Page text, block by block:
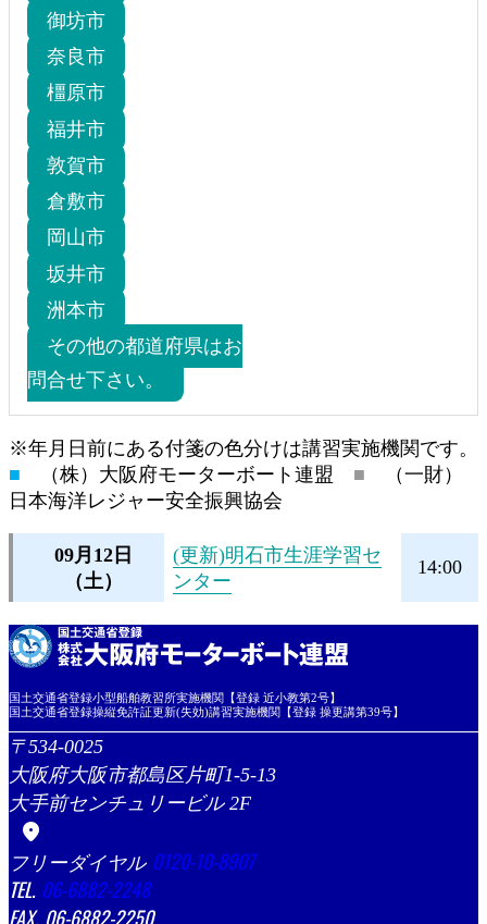
御坊市
奈良市
橿原市
福井市
敦賀市
倉敷市
岡山市
坂井市
洲本市
その他の都道府県はお
問合せ下さい。
※年月日前にある付箋の色分けは講習実施機関です。
■ （株）大阪府モーターボート連盟 ■ （一財）
日本海洋レジャー安全振興協会
09月12日
（土）
(更新)明石市生涯学習セ
ンター
14:00
国土交通省登録小型船舶教習所実施機関【登録 近小教第2号】
国土交通省登録操縦免許証更新(失効)講習実施機関【登録 操更講第39号】
534-0025
大阪府大阪市都島区片町1-5-13
大手前センチュリービル 2F
location_on
0120-10-8907
06-6882-2248
06-6882-2250